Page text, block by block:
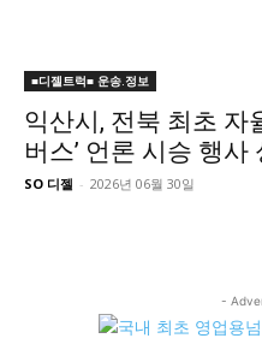
■디젤트럭■ 운송.정보
익산시, 전북 최초 자
버스’ 언론 시승 행사
SO 디젤 - 2026년 06월 30일
-